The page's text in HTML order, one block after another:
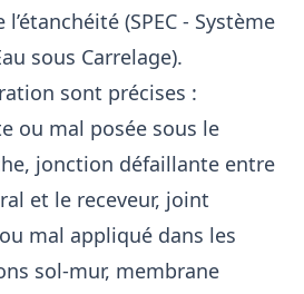
(SPEC - Système
sous Carrelage).
sont précises :
ou mal posée sous le
jonction défaillante entre
et le receveur, joint
mal appliqué dans les
sol-mur, membrane